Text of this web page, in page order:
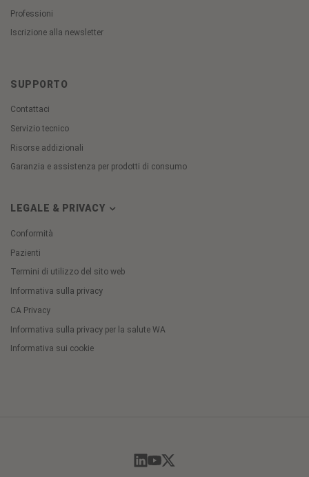
Professioni
Iscrizione alla newsletter
SUPPORTO
Contattaci
Servizio tecnico
Risorse addizionali
Garanzia e assistenza per prodotti di consumo
LEGALE & PRIVACY
Conformità
Pazienti
Termini di utilizzo del sito web
Informativa sulla privacy
CA Privacy
Informativa sulla privacy per la salute WA
Informativa sui cookie